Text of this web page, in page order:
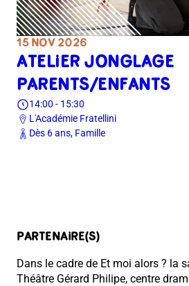
15 NOV 2026
ATELIER JONGLAGE
PARENTS/ENFANTS
14:00 - 15:30
L'Académie Fratellini
Dès 6 ans, Famille
PARTENAIRE(S)
Dans le cadre de Et moi alors ? la
Théâtre Gérard Philipe, centre